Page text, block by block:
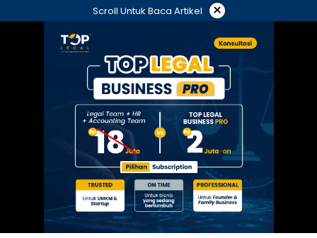
ke
Scroll Untuk Baca Artikel ×